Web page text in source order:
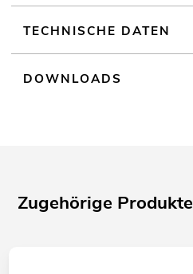
TECHNISCHE DATEN
DOWNLOADS
Zugehörige Produkte